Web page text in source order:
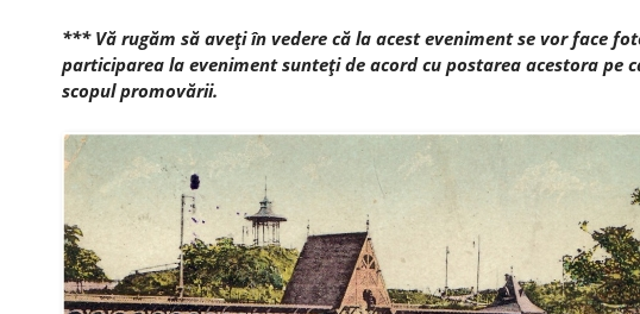
*** Vă rugăm să aveţi în vedere că la acest eveniment se vor face
participarea la eveniment sunteţi de acord cu postarea acestora pe
scopul promovării.